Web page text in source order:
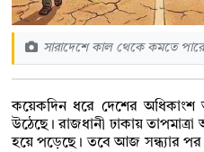
সারাদেশে কাল থেকে কমতে
কয়েকদিন ধরে দেশের অধিকাংশ
উঠেছে। রাজধানী ঢাকায়
হয়ে পড়েছে। তবে আজ সন্ধ্যার পর